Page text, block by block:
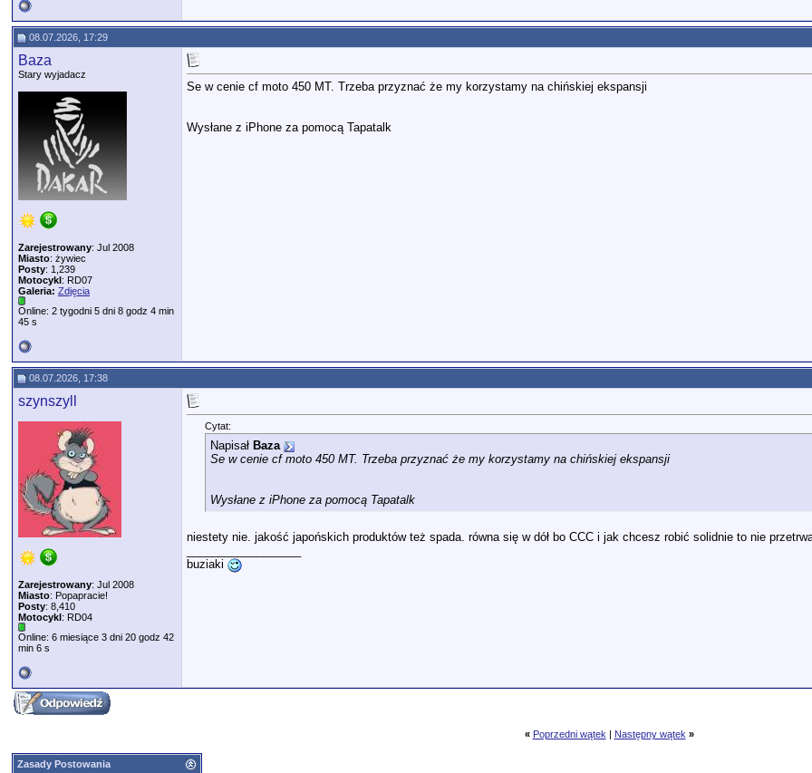
08.07.2026, 17:29
Baza
Stary wyjadacz
Zarejestrowany: Jul 2008
Miasto: żywiec
Posty: 1,239
Motocykl: RD07
Galeria: Zdjęcia
Online: 2 tygodni 5 dni 8 godz 4 min
45 s
Se w cenie cf moto 450 MT. Trzeba przyznać że my korzystamy na chińskiej ekspansji
Wysłane z iPhone za pomocą Tapatalk
08.07.2026, 17:38
szynszyll
Zarejestrowany: Jul 2008
Miasto: Popapracie!
Posty: 8,410
Motocykl: RD04
Online: 6 miesiące 3 dni 20 godz 42
min 6 s
Cytat:
Napisał Baza
Se w cenie cf moto 450 MT. Trzeba przyznać że my korzystamy na chińskiej ekspansji
Wysłane z iPhone za pomocą Tapatalk
niestety nie. jakość japońskich produktów też spada. równa się w dół bo CCC i jak chcesz robić solidnie to nie
buziaki
« Poprzedni wątek | Następny wątek »
Zasady Postowania